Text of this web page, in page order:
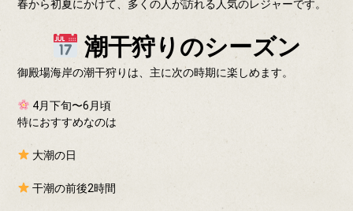
春から初夏にかけて、多くの人が訪れる人気のレジャーです。
潮干狩りのシーズン
御殿場海岸の潮干狩りは、主に次の時期に楽しめます。
4月下旬〜6月頃
特におすすめなのは
大潮の日
干潮の前後2時間